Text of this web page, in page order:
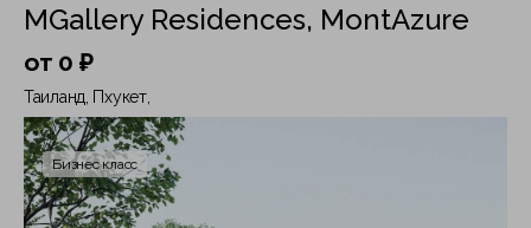
MGallery Residences, MontAzure
от 0 ₽
Таиланд, Пхукет,
Бизнес класс